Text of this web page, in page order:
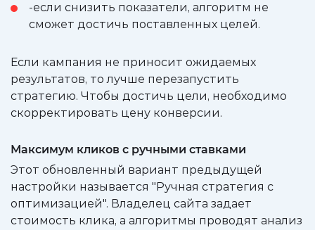
-если снизить показатели, алгоритм не
сможет достичь поставленных целей.
Если кампания не приносит ожидаемых
результатов, то лучше перезапустить
стратегию. Чтобы достичь цели, необходимо
скорректировать цену конверсии.
Максимум кликов с ручными ставками
Этот обновленный вариант предыдущей
настройки называется "Ручная стратегия с
оптимизацией". Владелец сайта задает
стоимость клика, а алгоритмы проводят анализ